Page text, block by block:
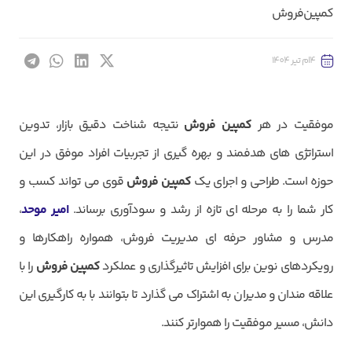
کمپین‌فروش
4ام تیر 1404
موفقیت در هر کمپین فروش نتیجه شناخت دقیق بازار، تدوین
استراتژی های هدفمند و بهره گیری از تجربیات افراد موفق در این
حوزه است. طراحی و اجرای یک کمپین فروش قوی می تواند کسب و
کار شما را به مرحله ای تازه از رشد و سودآوری برساند.امیر موحد،
مدرس و مشاور حرفه ای مدیریت فروش، همواره راهکارها و
رویکردهای نوین برای افزایش تاثیرگذاری و عملکردکمپین فروش را با
علاقه مندان و مدیران به اشتراک می گذارد تا بتوانند با به کارگیری این
دانش، مسیر موفقیت را هموارتر کنند.